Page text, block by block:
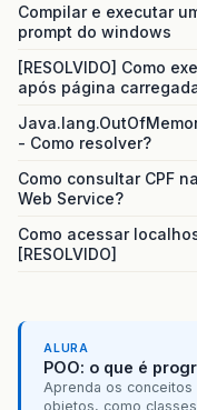
Compilar e executar
prompt do windows
[RESOLVIDO] Como
após página
- Como resolver?
Como consultar CPF
Web Service?
Como acessar
[RESOLVIDO]
ALURA
POO: o que é
Aprenda os
objetos, como